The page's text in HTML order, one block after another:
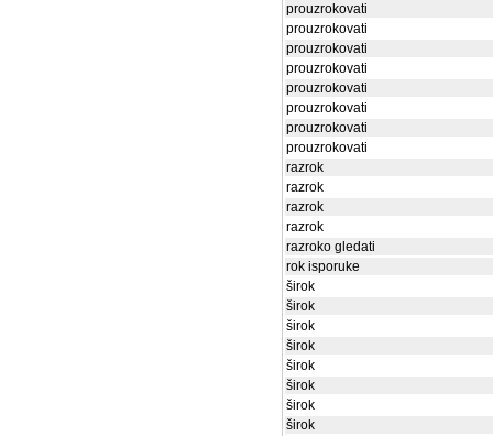
prouzrokovati
prouzrokovati
prouzrokovati
prouzrokovati
prouzrokovati
prouzrokovati
prouzrokovati
prouzrokovati
razrok
razrok
razrok
razrok
razroko gledati
rok isporuke
širok
širok
širok
širok
širok
širok
širok
širok